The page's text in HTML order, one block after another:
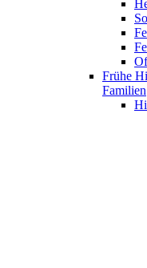
Frühe
Familien